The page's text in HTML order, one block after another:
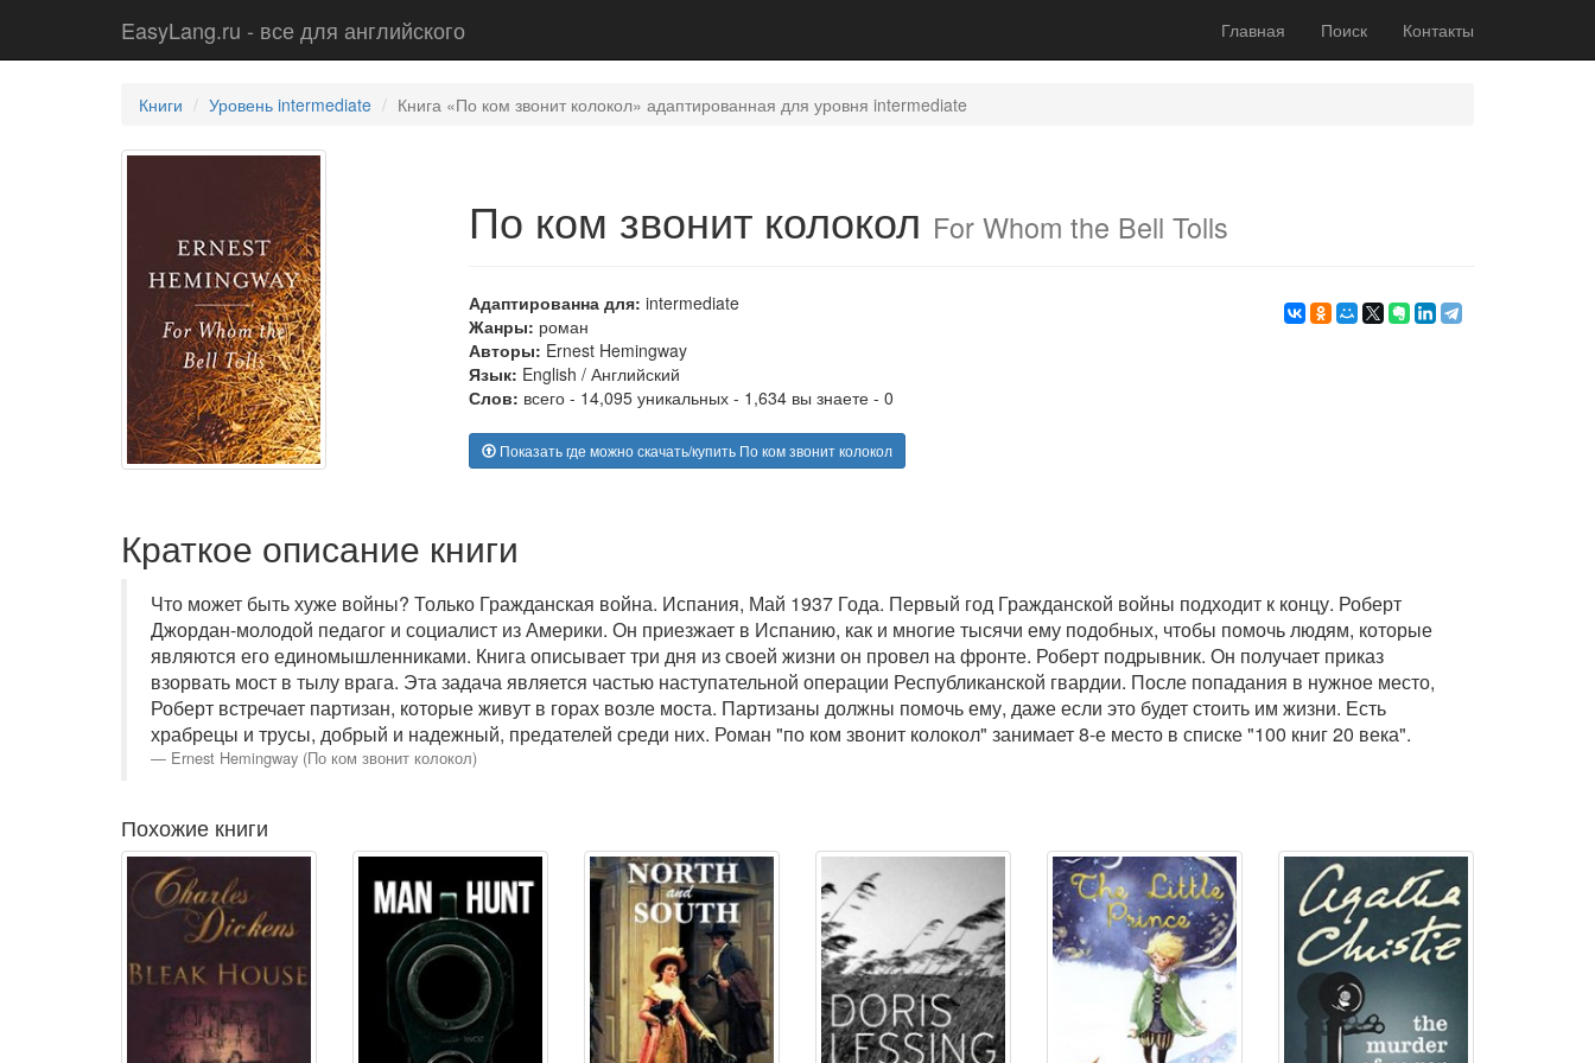
EasyLang.ru - все для английского Главная Поиск Контакты
Книги Уровень intermediate Книга «По ком звонит колокол» адаптированная для уровня intermediate
По ком звонит колокол For Whom the Bell Tolls
Адаптированна для: intermediate
Жанры: роман
Авторы: Ernest Hemingway
Язык: English / Английский
Слов: всего - 14,095 уникальных - 1,634 вы знаете - 0
Показать где можно скачать/купить По ком звонит колокол
Краткое описание книги
Что может быть хуже войны? Только Гражданская война. Испания, Май 1937 Года. Первый год Гражданской войны подходит к концу. Роберт
Джордан-молодой педагог и социалист из Америки. Он приезжает в Испанию, как и многие тысячи ему подобных, чтобы помочь людям, которые
являются его единомышленниками. Книга описывает три дня из своей жизни он провел на фронте. Роберт подрывник. Он получает приказ
взорвать мост в тылу врага. Эта задача является частью наступательной операции Республиканской гвардии. После попадания в нужное место,
Роберт встречает партизан, которые живут в горах возле моста. Партизаны должны помочь ему, даже если это будет стоить им жизни. Есть
храбрецы и трусы, добрый и надежный, предателей среди них. Роман "по ком звонит колокол" занимает 8-е место в списке "100 книг 20 века".
Ernest Hemingway (По ком звонит колокол)
Похожие книги